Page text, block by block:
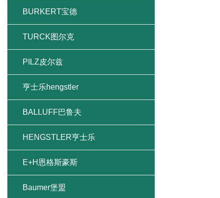
BURKERT宝德
TURCK图尔克
PILZ皮尔兹
亨士乐hengstler
BALLUFF巴鲁夫
HENGSTLER亨士乐
E+H恩格斯豪斯
Baumer堡盟